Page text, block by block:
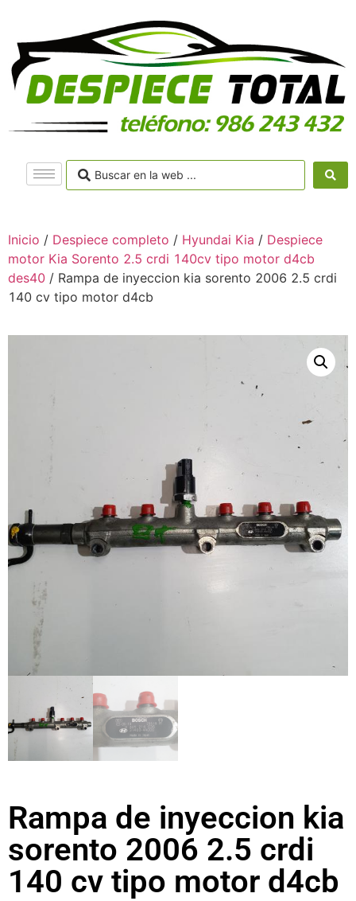
Inicio / Despiece completo / Hyundai Kia / Despiece
motor Kia Sorento 2.5 crdi 140cv tipo motor d4cb
des40 / Rampa de inyeccion kia sorento 2006 2.5 crdi
140 cv tipo motor d4cb
Rampa de inyeccion kia
sorento 2006 2.5 crdi
140 cv tipo motor d4cb